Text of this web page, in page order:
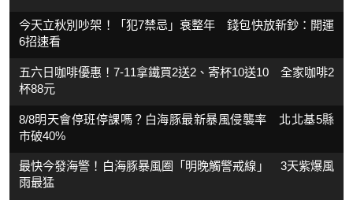
今天立秋別吵架！「犯7禁忌」衰整年 錢包快放新鈔：開運
6招速看
五六日咖啡優惠！7-11拿鐵買2送2、寄杯10送10 全家咖啡2
杯88元
8/8明天會停班停課嗎？白海豚最新暴風侵襲率 北北基5縣
市破40%
最快今發海警！白海豚暴風圈「明晚觸警戒線」 3天紫爆風
雨最猛